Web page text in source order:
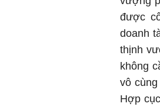
được
doanh
thịnh
không
vô
Hợp